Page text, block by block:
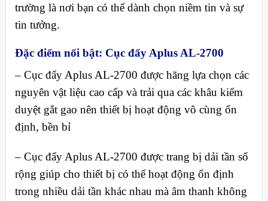
trường là nơi bạn có thể dành chọn niềm tin và sự
tin tưởng.
Đặc điểm nổi bật: Cục đẩy Aplus AL-2700
– Cục đẩy Aplus AL-2700 được hãng lựa chọn các
nguyên vật liệu cao cấp và trải qua các khâu kiểm
duyệt gắt gao nên thiết bị hoạt động vô cùng ổn
định, bền bỉ
– Cục đẩy Aplus AL-2700 được trang bị dải tần số
rộng giúp cho thiết bị có thể hoạt động ổn định
trong nhiều dải tần khác nhau mà âm thanh không